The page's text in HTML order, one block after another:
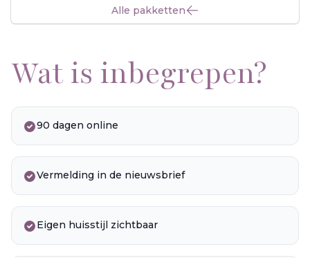
Alle pakketten
Wat is inbegrepen?
90 dagen online
Vermelding in de nieuwsbrief
Eigen huisstijl zichtbaar